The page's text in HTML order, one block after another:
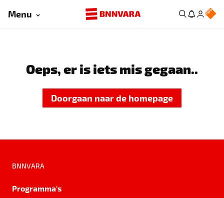
Menu
Oeps, er is iets mis gegaan..
Doorgaan naar de homepage
BNNVARA
Programma's